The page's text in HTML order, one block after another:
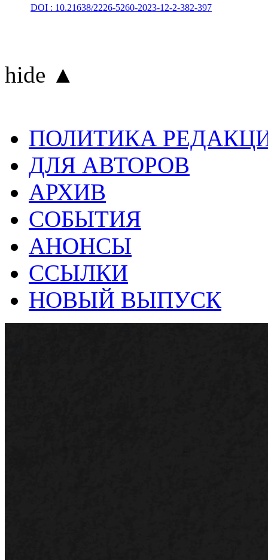
DOI : 10.21638/2226-5260-2023-12-2-382-397
hide ▲
ПОЛИТИКА
ДЛЯ АВТОРОВ
АРХИВ
СОБЫТИЯ
АНОНСЫ
ССЫЛКИ
НОВЫЙ ВЫПУСК